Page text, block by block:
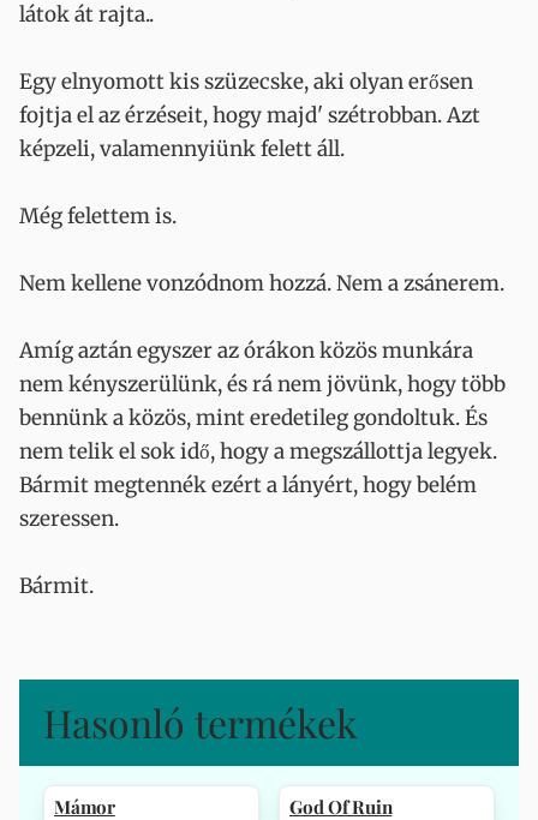
látok át rajta..
Egy elnyomott kis szüzecske, aki olyan erősen
fojtja el az érzéseit, hogy majd' szétrobban. Azt
képzeli, valamennyiünk felett áll.
Még felettem is.
Nem kellene vonzódnom hozzá. Nem a zsánerem.
Amíg aztán egyszer az órákon közös munkára
nem kényszerülünk, és rá nem jövünk, hogy több
bennünk a közös, mint eredetileg gondoltuk. És
nem telik el sok idő, hogy a megszállottja legyek.
Bármit megtennék ezért a lányért, hogy belém
szeressen.
Bármit.
Hasonló termékek
Mámor God Of Ruin